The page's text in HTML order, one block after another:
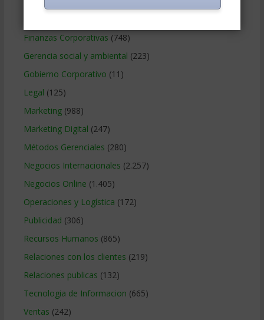
Finanzas Corporativas (748)
Gerencia social y ambiental (223)
Gobierno Corporativo (11)
Legal (125)
Marketing(988)
Marketing Digital (247)
Métodos Gerenciales (280)
Negocios Internacionales (2.257)
Negocios Online (1.405)
Operaciones y Logística (172)
Publicidad (306)
Recursos Humanos (865)
Relaciones con los clientes (219)
Relaciones publicas (132)
Tecnologia de Informacion (665)
Ventas (242)